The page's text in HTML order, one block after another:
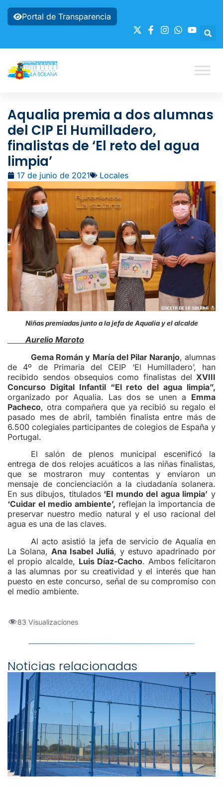
Portal de Transparencia
Aqualia premia a dos alumnas
del CIP El Humilladero,
finalistas de ‘El reto del agua
limpia’
17 de junio de 2021 Locales
Niñas premiadas junto a la jefa de Aqualia y el alcalde
Aurelio Maroto
Gema Román y María del Pilar Naranjo, alumnas
de 4º de Primaria del CEIP ‘El Humilladero’, han
recibido sendos obsequios como finalistas del XVIII
Concurso Digital Infantil “El reto del agua limpia”,
organizado por Aqualia. Las dos se unen a Emma
Pacheco, otra compañera que ya recibió su regalo el
pasado mes de abril, también finalista entre más de
6.500 colegiales participantes de colegios de España y
Portugal.
El salón de plenos municipal escenificó la
entrega de dos relojes acuáticos a las niñas finalistas,
que se mostraron muy contentas y enviaron un
mensaje de concienciación a la ciudadanía solanera.
En sus dibujos, titulados‘El mundo del agua limpia’ y
‘Cuidar el medio ambiente’, reflejan la importancia de
preservar nuestro medio natural y el uso racional del
agua es una de las claves.
Al acto asistió la jefa de servicio de Aqualia en
La Solana, Ana Isabel Juliá, y estuvo apadrinado por
el propio alcalde, Luis Díaz-Cacho. Ambos felicitaron
a las alumnas por su creatividad y el interés que han
puesto en este concurso, señal de su compromiso con
el medio ambiente.
83 Visualizaciones
Noticias relacionadas